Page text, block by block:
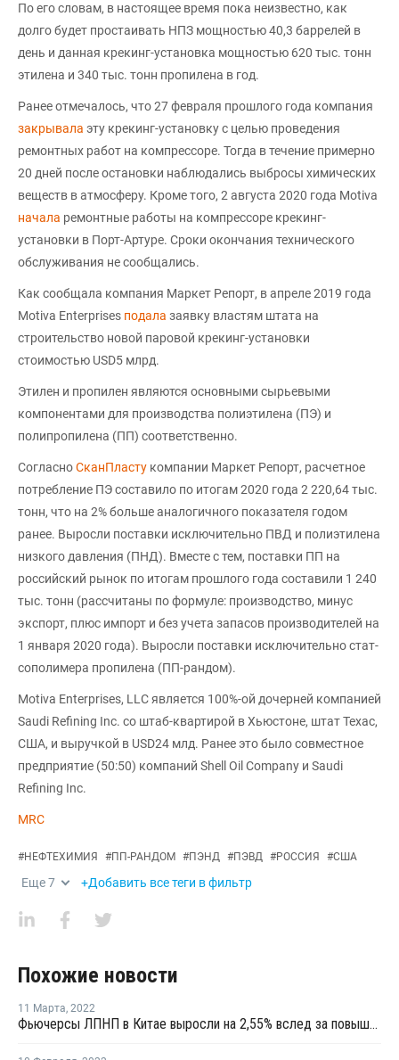
По его словам, в настоящее время пока неизвестно, как
долго будет простаивать НПЗ мощностью 40,3 баррелей в
день и данная крекинг-установка мощностью 620 тыс. тонн
этилена и 340 тыс. тонн пропилена в год.
Ранее отмечалось, что 27 февраля прошлого года компания
закрывала эту крекинг-установку с целью проведения
ремонтных работ на компрессоре. Тогда в течение примерно
20 дней после остановки наблюдались выбросы химических
веществ в атмосферу. Кроме того, 2 августа 2020 года Motiva
начала ремонтные работы на компрессоре крекинг-
установки в Порт-Артуре. Сроки окончания технического
обслуживания не сообщались.
Как сообщала компания Маркет Репорт, в апреле 2019 года
Motiva Enterprises подала заявку властям штата на
строительство новой паровой крекинг-установки
стоимостью USD5 млрд.
Этилен и пропилен являются основными сырьевыми
компонентами для производства полиэтилена (ПЭ) и
полипропилена (ПП) соответственно.
СогласноСканПласту компании Маркет Репорт, расчетное
потребление ПЭ составило по итогам 2020 года 2 220,64 тыс.
тонн, что на 2% больше аналогичного показателя годом
ранее. Выросли поставки исключительно ПВД и полиэтилена
низкого давления (ПНД). Вместе с тем, поставки ПП на
российский рынок по итогам прошлого года составили 1 240
тыс. тонн (рассчитаны по формуле: производство, минус
экспорт, плюс импорт и без учета запасов производителей на
1 января 2020 года). Выросли поставки исключительно стат-
сополимера пропилена (ПП-рандом).
Motiva Enterprises, LLC является 100%-ой дочерней компанией
Saudi Refining Inc. со штаб-квартирой в Хьюстоне, штат Техас,
США, и выручкой в USD24 млд. Ранее это было совместное
предприятие (50:50) компаний Shell Oil Company и Saudi
Refining Inc.
MRC
#НЕФТЕХИМИЯ #ПП-РАНДОМ #ПЭНД #ПЭВД #РОССИЯ #США
Еще7 +Добавить все теги в фильтр
Похожие новости
11 Марта, 2022
Фьючерсы ЛПНП в Китае выросли на 2,55% вслед за повышением котировок сырой нефти